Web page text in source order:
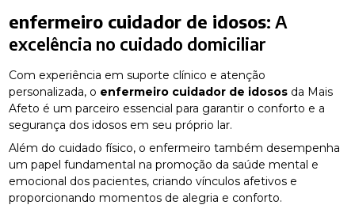
enfermeiro cuidador de idosos: A
excelência no cuidado domiciliar
Com experiência em suporte clínico e atenção
personalizada, o enfermeiro cuidador de idosos da Mais
Afeto é um parceiro essencial para garantir o conforto e a
segurança dos idosos em seu próprio lar.
Além do cuidado físico, o enfermeiro também desempenha
um papel fundamental na promoção da saúde mental e
emocional dos pacientes, criando vínculos afetivos e
proporcionando momentos de alegria e conforto.